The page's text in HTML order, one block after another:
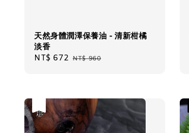
天然身體潤澤保養油 - 清新柑橘
淡香
Sale
NT$ 672 Regular
NT$ 960